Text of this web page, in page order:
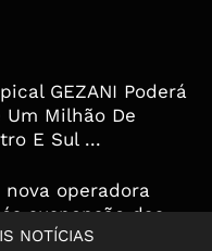
NOTÍCIAS
GEZANI Poderá
Milhão De
E Sul ...
operadora
suspensão das